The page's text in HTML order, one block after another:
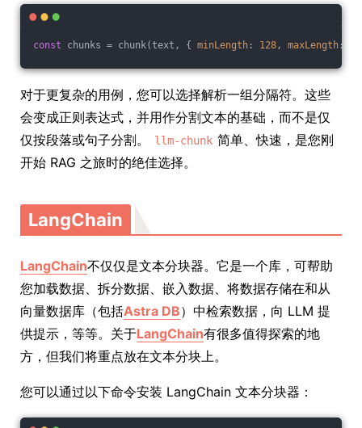
const chunks = chunk(text, { minLength : 128, maxLength :
对于更复杂的用例，您可以选择解析一组分隔符。这些
会变成正则表达式，并用作分割文本的基础，而不是仅
仅按段落或句子分割。
llm-chunk 简单、快速，是您刚
开始 RAG 之旅时的绝佳选择。
LangChain
LangChain不仅仅是文本分块器。它是一个库，可帮助
您加载数据、拆分数据、嵌入数据、将数据存储在和从
向量数据库（包括Astra DB）中检索数据，向 LLM 提
供提示，等等。关于LangChain有很多值得探索的地
方，但我们将重点放在文本分块上。
您可以通过以下命令安装 LangChain 文本分块器：